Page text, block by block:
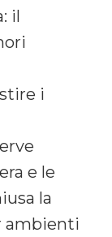
il
i
e le
la
ambienti